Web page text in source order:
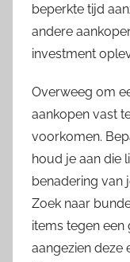
beperkte tijd
andere
investment
Overweeg om
aankopen vast
voorkomen.
houd je aan die
benadering van
Zoek naar
items tegen
aangezien deze